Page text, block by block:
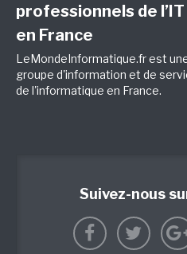
professionnels de
en France
LeMondeInformatique.fr est
groupe d'information et de
de l'informatique en France.
Suivez-nous